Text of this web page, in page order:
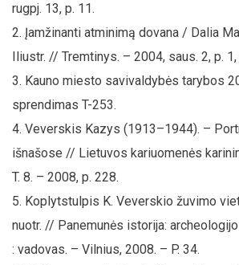
rugpj. 13, p. 11.
Įamžinanti atminimą dovana / Dalia
Iliustr. // Tremtinys. – 2004, saus. 2, p. 1,
Kauno miesto savivaldybės tarybos
sprendimas T-253.
Veverskis Kazys (1913–1944). –
išnašose // Lietuvos kariuomenės
T. 8. – 2008, p. 228.
Koplytstulpis K. Veverskio žuvimo
nuotr. // Panemunės istorija:
: vadovas. – Vilnius, 2008. – P. 34.